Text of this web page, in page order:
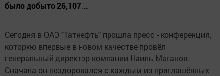
было добыто 26,107...
Сегодня в ОАО "Татнефть" прошла пресс - конференция,
которую впервые в новом качестве провёл
генеральный директор компании Наиль Маганов.
Сначала он поздоровался с каждым из приглашённых